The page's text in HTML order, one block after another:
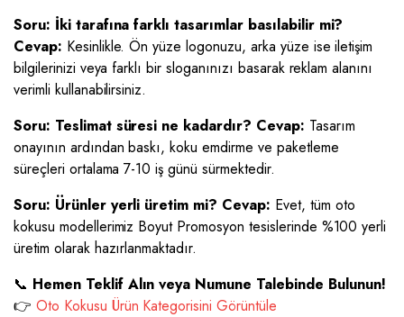
Soru: İki tarafına farklı tasarımlar basılabilir mi?
Cevap: Kesinlikle. Ön yüze logonuzu, arka yüze ise iletişim
bilgilerinizi veya farklı bir sloganınızı basarak reklam alanını
verimli kullanabilirsiniz.
Soru: Teslimat süresi ne kadardır? Cevap: Tasarım
onayının ardından baskı, koku emdirme ve paketleme
süreçleri ortalama 7-10 iş günü sürmektedir.
Soru: Ürünler yerli üretim mi? Cevap: Evet, tüm oto
kokusu modellerimiz Boyut Promosyon tesislerinde %100 yerli
üretim olarak hazırlanmaktadır.
📞 Hemen Teklif Alın veya Numune Talebinde Bulunun!
👉 Oto Kokusu Ürün Kategorisini Görüntüle